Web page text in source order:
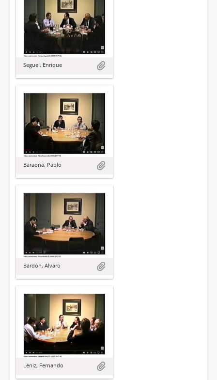
Seguel, Enrique
Baraona, Pablo
Bardón, Alvaro
Léniz, Fernando